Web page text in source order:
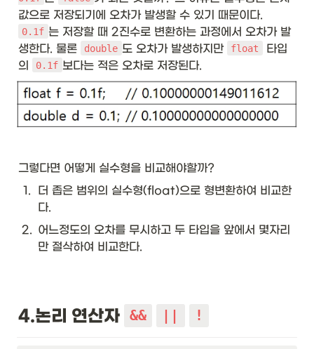
0.1f 는 저장할 때 2진수로 변환하는 과정에서 오차가 발
생한다. 물론
double 도 오차가 발생하지만 float
타입
의
0.1f 보다는 적은 오차로 저장된다.
그렇다면 어떻게 실수형을 비교해야할까?
1.
더 좁은 범위의 실수형(float)으로 형변환하여 비교한
다.
2. 어느정도의 오차를 무시하고 두 타입을 앞에서 몇자리
만 절삭하여 비교한다.
4.논리 연산자 && !